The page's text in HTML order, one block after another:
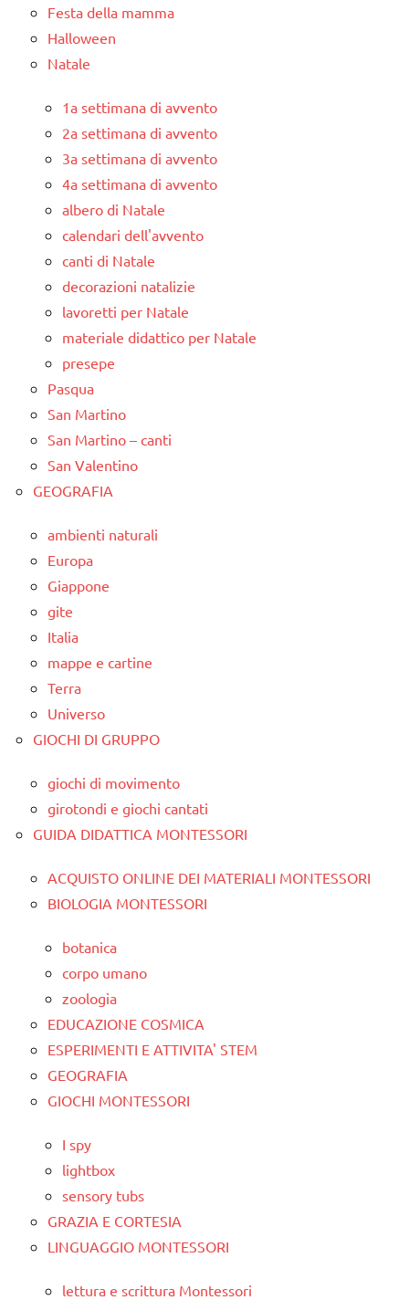
Festa della mamma
Halloween
Natale
1a settimana di avvento
2a settimana di avvento
3a settimana di avvento
4a settimana di avvento
albero di Natale
calendari dell'avvento
canti di Natale
decorazioni natalizie
lavoretti per Natale
materiale didattico per Natale
presepe
Pasqua
San Martino
San Martino – canti
San Valentino
GEOGRAFIA
ambienti naturali
Europa
Giappone
gite
Italia
mappe e cartine
Terra
Universo
GIOCHI DI GRUPPO
giochi di movimento
girotondi e giochi cantati
GUIDA DIDATTICA MONTESSORI
ACQUISTO ONLINE DEI MATERIALI MONTESSORI
BIOLOGIA MONTESSORI
botanica
corpo umano
zoologia
EDUCAZIONE COSMICA
ESPERIMENTI E ATTIVITA' STEM
GEOGRAFIA
GIOCHI MONTESSORI
I spy
lightbox
sensory tubs
GRAZIA E CORTESIA
LINGUAGGIO MONTESSORI
lettura e scrittura Montessori